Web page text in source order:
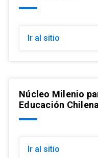
Ir al sitio
Núcleo Milenio
Educación
Ir al sitio